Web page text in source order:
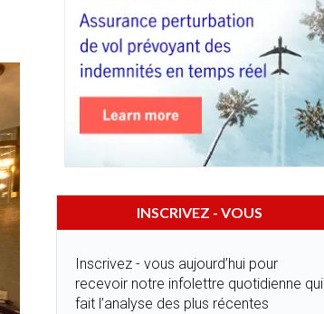
INSCRIVEZ - VOUS
Inscrivez - vous aujourd’hui pour
recevoir notre infolettre quotidienne qui
fait l’analyse des plus récentes